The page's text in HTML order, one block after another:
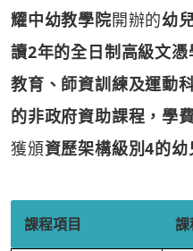
耀中幼教學院開辦的幼
讀2年的全日制高級文憑
教育、師資訓練及運動
的非政府資助課程，學
獲頒資歷架構級別4的
課程項目 課